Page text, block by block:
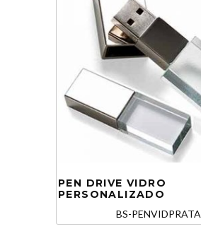
PEN DRIVE VIDRO
PERSONALIZADO
BS-PENVIDPRATA